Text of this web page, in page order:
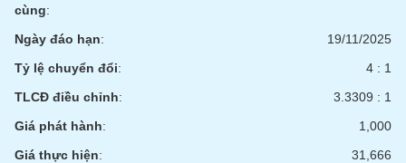
cùng:
Ngày đáo hạn:
19/11/2025
Tỷ lệ chuyển đổi:
4 : 1
TLCĐ điều chỉnh:
3.3309 : 1
Giá phát hành:
1,000
Giá thực hiện:
31,666